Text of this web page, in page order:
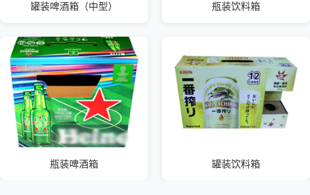
罐装啤酒箱（中型） 瓶装饮料箱
瓶装啤酒箱 罐装饮料箱